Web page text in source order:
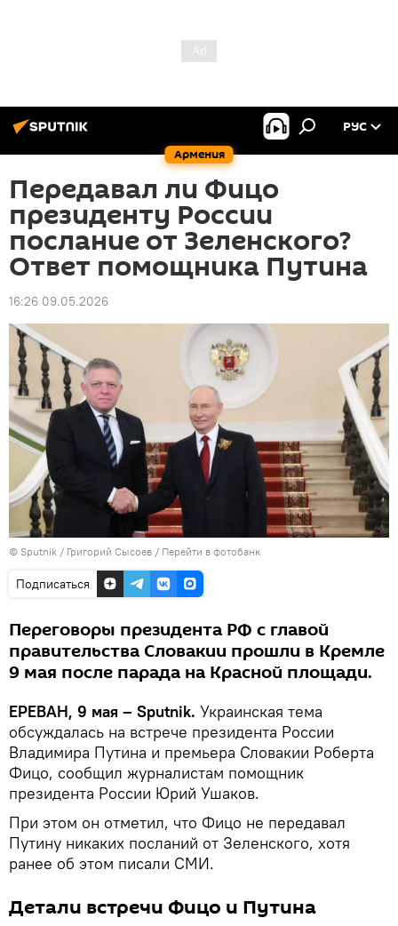
Армения
РУС
Передавал ли Фицо
президенту России
послание от Зеленского?
Ответ помощника Путина
16:26 09.05.2026
© Sputnik / Григорий Сысоев / Перейти в фотобанк
Подписаться
Переговоры президента РФ с главой
правительства Словакии прошли в Кремле
9 мая после парада на Красной площади.
ЕРЕВАН, 9 мая – Sputnik. Украинская тема
обсуждалась на встрече президента России
Владимира Путина и премьера Словакии Роберта
Фицо, сообщил журналистам помощник
президента России Юрий Ушаков.
При этом он отметил, что Фицо не передавал
Путину никаких посланий от Зеленского, хотя
ранее об этом писали СМИ.
Детали встречи Фицо и Путина